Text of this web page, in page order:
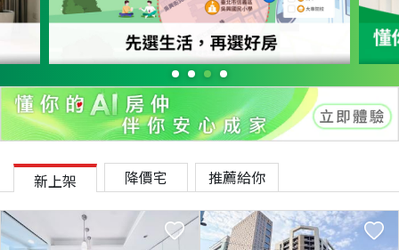
新上架 降價宅 推薦給你